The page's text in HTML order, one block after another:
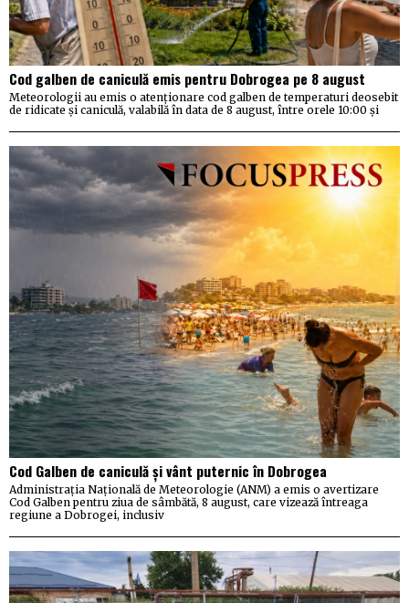
Cod galben de caniculă emis pentru Dobrogea pe 8 august
Meteorologii au emis o atenționare cod galben de temperaturi deosebit
de ridicate și caniculă, valabilă în data de 8 august, între orele 10:00 și
Cod Galben de caniculă și vânt puternic în Dobrogea
Administrația Națională de Meteorologie (ANM) a emis o avertizare
Cod Galben pentru ziua de sâmbătă, 8 august, care vizează întreaga
regiune a Dobrogei, inclusiv